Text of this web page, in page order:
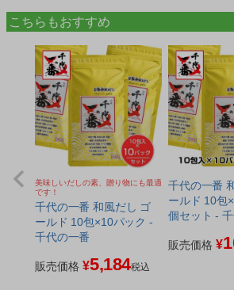
こちらもおすすめ
美味しいだしの素、贈り物にも最適
です！
千代の一番 和風だし ゴ
ールド 10包×10パック -
千代の一番
販売価格 ¥5,184税込
千代の一番
ールド 10包
個セット -
販売価格 ¥